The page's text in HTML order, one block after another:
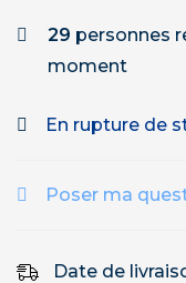
29 personnes
moment
En rupture de
Poser ma
Date de